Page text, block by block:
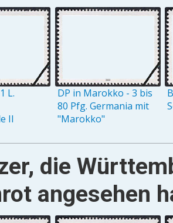
L.
II
DP in Marokko - 3 bis
80 Pfg. Germania mit
"Marokko"
die
angesehen